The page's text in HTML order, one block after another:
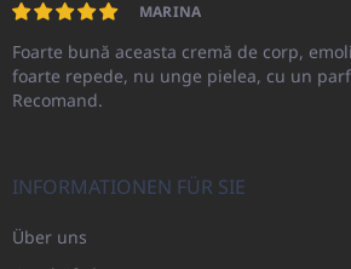
MARINA
Foarte bună aceasta cremă de corp,
foarte repede, nu unge pielea, cu un
Recomand.
INFORMATIONEN FÜR SIE
Über uns